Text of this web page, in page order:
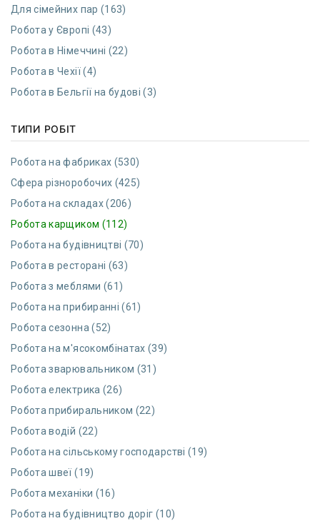
Для сімейних пар (163)
Робота у Європі (43)
Робота в Німеччині (22)
Робота в Чехії (4)
Робота в Бельгії на будові (3)
ТИПИ РОБІТ
Робота на фабриках (530)
Сфера різноробочих (425)
Робота на складах (206)
Робота карщиком (112)
Робота на будівництві (70)
Робота в ресторані (63)
Робота з меблями (61)
Робота на прибиранні (61)
Робота сезонна (52)
Робота на м'ясокомбінатах (39)
Робота зварювальником (31)
Робота електрика (26)
Робота прибиральником (22)
Робота водій (22)
Робота на сільському господарстві (19)
Робота швеї (19)
Робота механіки (16)
Робота на будівництво доріг (10)